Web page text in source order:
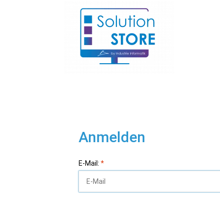
Anmelden
E-Mail: *